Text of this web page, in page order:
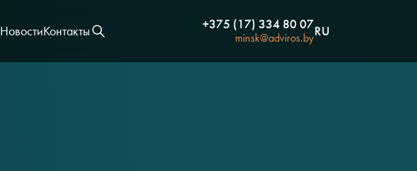
НовостиКонтакты +375 (17) 334 80 07
minsk@adviros.byRU